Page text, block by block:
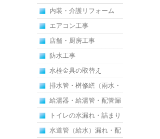
内装・介護リフォーム
エアコン工事
店舗・厨房工事
防水工事
水栓金具の取替え
排水管・桝修繕（雨水・
汚水）
給湯器・給湯管・配管漏
れ
トイレの水漏れ・詰まり
水道管（給水）漏れ・配